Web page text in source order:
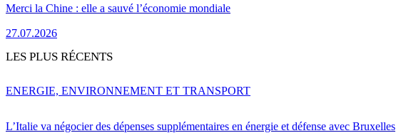
Merci la Chine : elle a sauvé l’économie mondiale
27.07.2026
LES PLUS RÉCENTS
L’Italie va négocier des dépenses supplémentaires en énergie et défense avec Bruxelles
ENERGIE, ENVIRONNEMENT ET TRANSPORT